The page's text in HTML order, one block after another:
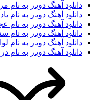
دانلود آهنگ دویار به نام
دانلود آهنگ دویار به نام
دانلود آهنگ دویار به
دانلود آهنگ دویار به نام
دانلود آهنگ دویار به نام
دانلود آهنگ دویار به نام